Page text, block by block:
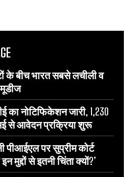
के बीच भारत सबसे लचीली व
का नोटिफिकेशन जारी, 1,230
मई से आवेदन प्रक्रिया शुरू
पीआईएल पर सुप्रीम कोर्ट
मुद्दों से इतनी चिंता क्यों?’